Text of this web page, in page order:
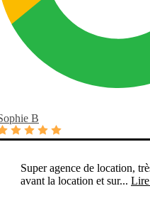
B
Super agence de location,
avant la location et sur... Lire